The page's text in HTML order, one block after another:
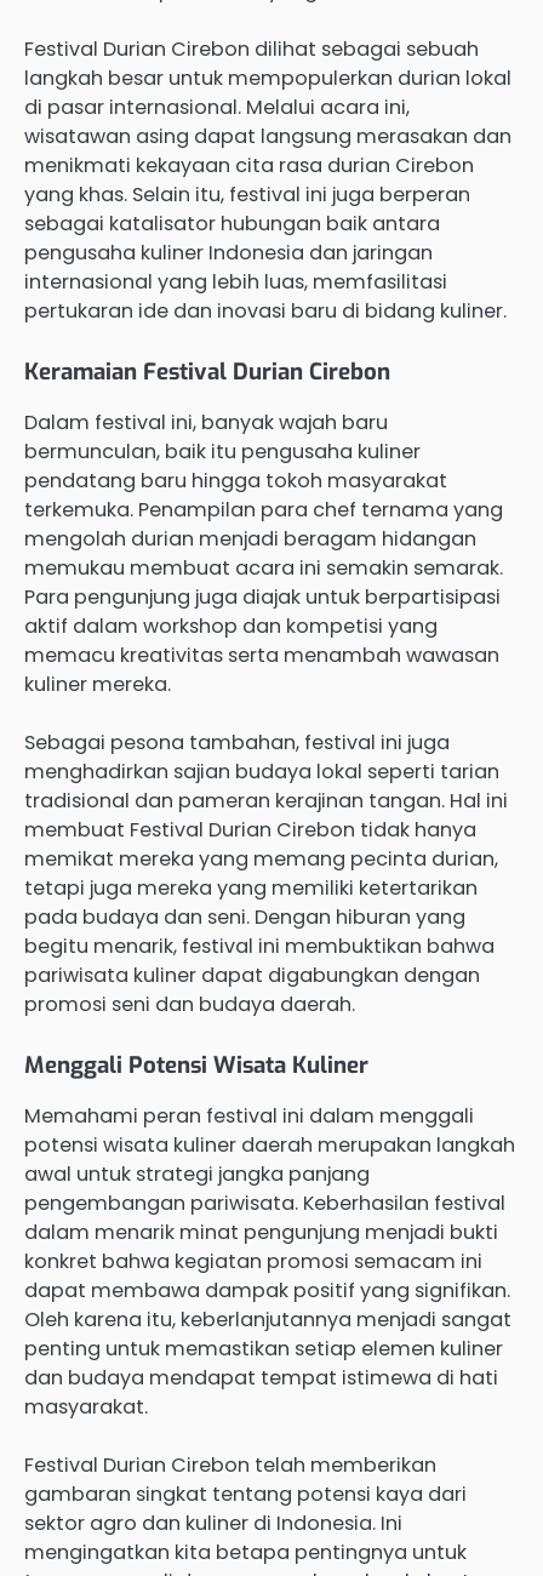
Festival Durian Cirebon dilihat sebagai sebuah
langkah besar untuk mempopulerkan durian lokal
di pasar internasional. Melalui acara ini,
wisatawan asing dapat langsung merasakan dan
menikmati kekayaan cita rasa durian Cirebon
yang khas. Selain itu, festival ini juga berperan
sebagai katalisator hubungan baik antara
pengusaha kuliner Indonesia dan jaringan
internasional yang lebih luas, memfasilitasi
pertukaran ide dan inovasi baru di bidang kuliner.
Keramaian Festival Durian Cirebon
Dalam festival ini, banyak wajah baru
bermunculan, baik itu pengusaha kuliner
pendatang baru hingga tokoh masyarakat
terkemuka. Penampilan para chef ternama yang
mengolah durian menjadi beragam hidangan
memukau membuat acara ini semakin semarak.
Para pengunjung juga diajak untuk berpartisipasi
aktif dalam workshop dan kompetisi yang
memacu kreativitas serta menambah wawasan
kuliner mereka.
Sebagai pesona tambahan, festival ini juga
menghadirkan sajian budaya lokal seperti tarian
tradisional dan pameran kerajinan tangan. Hal ini
membuat Festival Durian Cirebon tidak hanya
memikat mereka yang memang pecinta durian,
tetapi juga mereka yang memiliki ketertarikan
pada budaya dan seni. Dengan hiburan yang
begitu menarik, festival ini membuktikan bahwa
pariwisata kuliner dapat digabungkan dengan
promosi seni dan budaya daerah.
Menggali Potensi Wisata Kuliner
Memahami peran festival ini dalam menggali
potensi wisata kuliner daerah merupakan langkah
awal untuk strategi jangka panjang
pengembangan pariwisata. Keberhasilan festival
dalam menarik minat pengunjung menjadi bukti
konkret bahwa kegiatan promosi semacam ini
dapat membawa dampak positif yang signifikan.
Oleh karena itu, keberlanjutannya menjadi sangat
penting untuk memastikan setiap elemen kuliner
dan budaya mendapat tempat istimewa di hati
masyarakat.
Festival Durian Cirebon telah memberikan
gambaran singkat tentang potensi kaya dari
sektor agro dan kuliner di Indonesia. Ini
mengingatkan kita betapa pentingnya untuk